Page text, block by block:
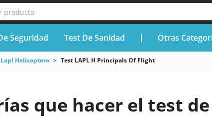
producto
Seguridad Test De Sanidad Otras
Helicoptero Test LAPL H Principals Of Flight
que hacer el test